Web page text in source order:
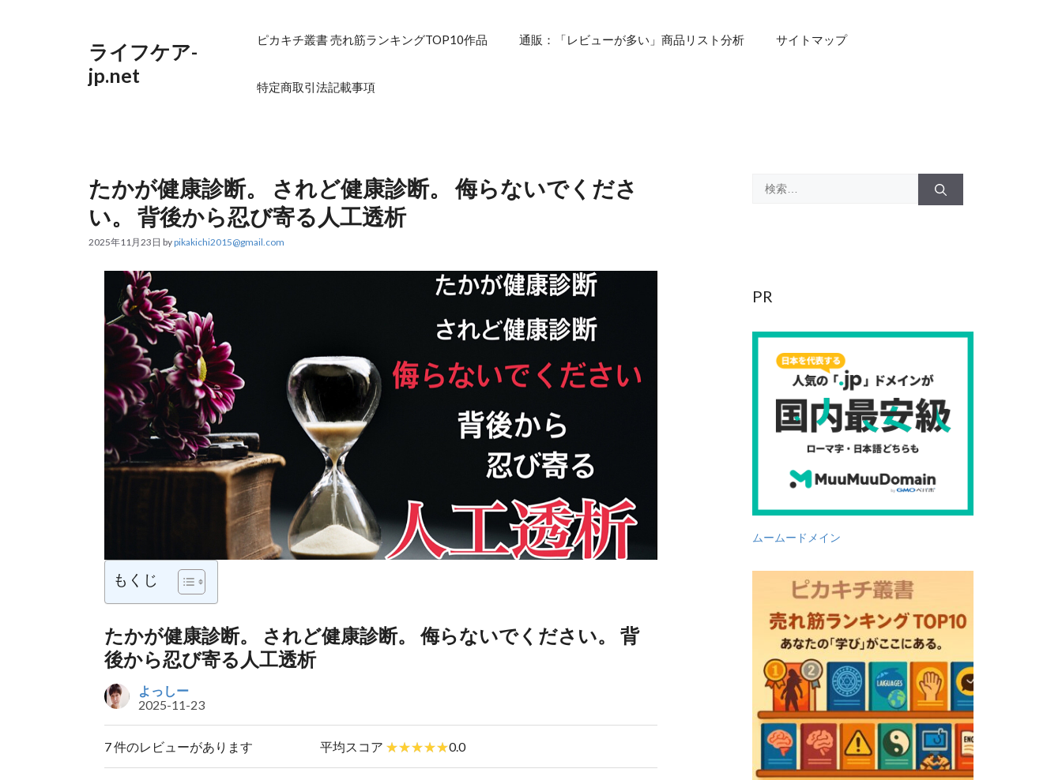
ライフケア-
jp.net
ピカキチ叢書 売れ筋ランキングTOP10作品 通販：「レビューが多い」商品リスト分析 サイトマップ
特定商取引法記載事項
たかが健康診断。 されど健康診断。 侮らないでくださ
い。 背後から忍び寄る人工透析
2025年11月23日 bypikakichi2015@gmail.com
もくじ
たかが健康診断。 されど健康診断。 侮らないでください。 背
後から忍び寄る人工透析
よっしー
2025-11-23
7 件のレビューがあります 平均スコア 0.0
索:
PR
ムームードメイン